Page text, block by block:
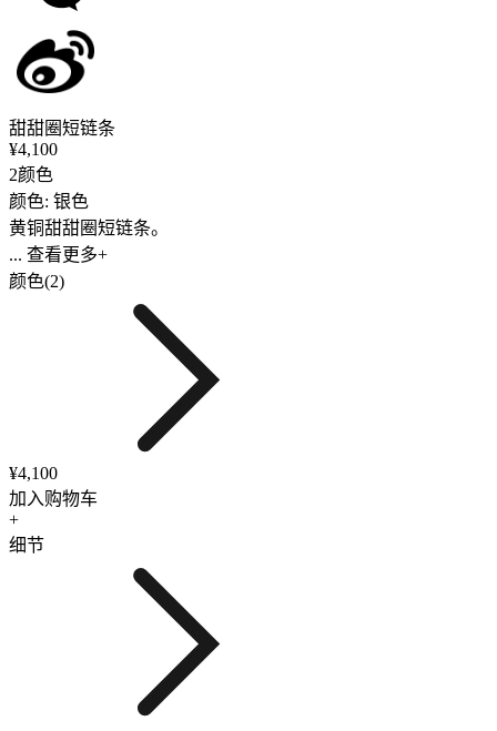
甜甜圈短链条
¥4,100
2颜色
颜色: 银色
黄铜甜甜圈短链条。
... 查看更多+
颜色(2)
¥4,100
加入购物车
+
细节